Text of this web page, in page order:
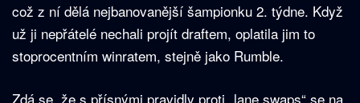
což z ní dělá nejbanovanější šampionku 2. týdne. Když
už ji nepřátelé nechali projít draftem, oplatila jim to
stoprocentním winratem, stejně jako Rumble.
Zdá se, že s přísnými pravidly proti „lane swaps“ se na